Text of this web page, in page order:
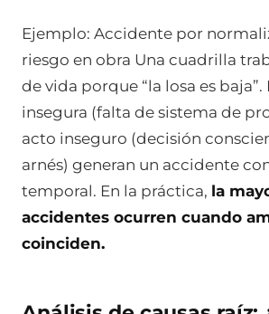
Ejemplo: Accidente por
riesgo en obra Una cuadrilla
de vida porque “la losa es
insegura (falta de sistema de
acto inseguro (decisión
arnés) generan un accidente
temporal. En la práctica, la
accidentes ocurren cuando
coinciden.